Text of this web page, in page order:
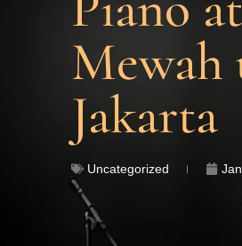
Jakarta
Uncategorized